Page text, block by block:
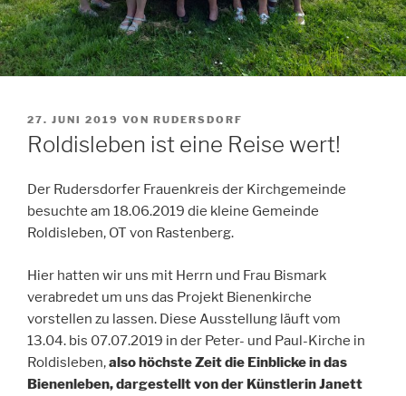
VERÖFFENTLICHT
AM
27. JUNI 2019 VON RUDERSDORF
Roldisleben ist eine Reise wert!
Der Rudersdorfer Frauenkreis der Kirchgemeinde
besuchte am 18.06.2019 die kleine Gemeinde
Roldisleben, OT von Rastenberg.
Hier hatten wir uns mit Herrn und Frau Bismark
verabredet um uns das Projekt Bienenkirche
vorstellen zu lassen. Diese Ausstellung läuft vom
13.04. bis 07.07.2019 in der Peter- und Paul-Kirche in
Roldisleben,also höchste Zeit die Einblicke in das
Bienenleben, dargestellt von der Künstlerin Janett